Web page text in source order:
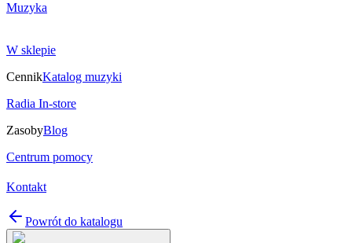
Muzyka
W sklepie
CennikKatalog muzyki
Radia In-store
ZasobyBlog
Centrum pomocy
Kontakt
Powrót do katalogu